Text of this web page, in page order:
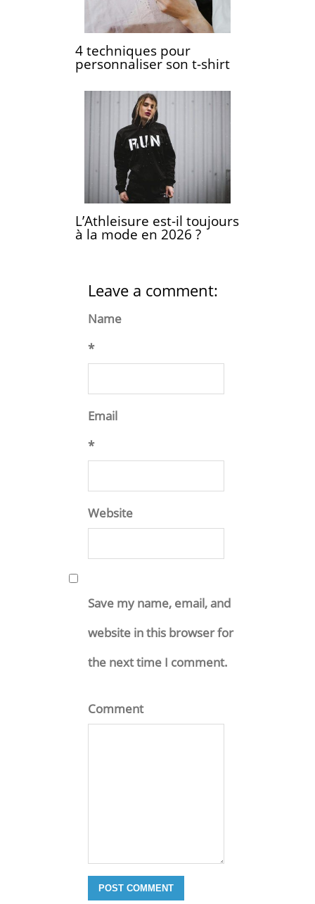
4 techniques pour
personnaliser son t-shirt
L’Athleisure est-il toujours
à la mode en 2026 ?
Leave a comment:
Name
*
Email
*
Website
Save my name, email, and
website in this browser for
the next time I comment.
Comment